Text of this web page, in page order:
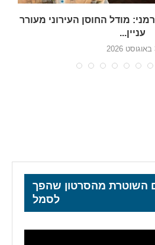
מודל החוסן העירוני מעורר
עניין...
השוטרת מהסרטון שהפך
לסמל